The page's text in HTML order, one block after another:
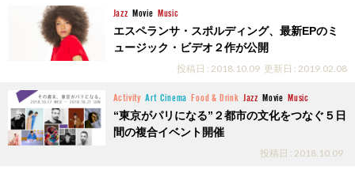
Jazz Movie Music
エスペランサ・スポルディング、最新EPのミ
ュージック・ビデオ２作が公開
投稿日 : 2018.10.09 更新日 : 2019.02.08
Activity Art Cinema Food & Drink Jazz Movie Music
“東京がパリになる”２都市の文化をつなぐ５日
間の複合イベント開催
投稿日 : 2018.10.09